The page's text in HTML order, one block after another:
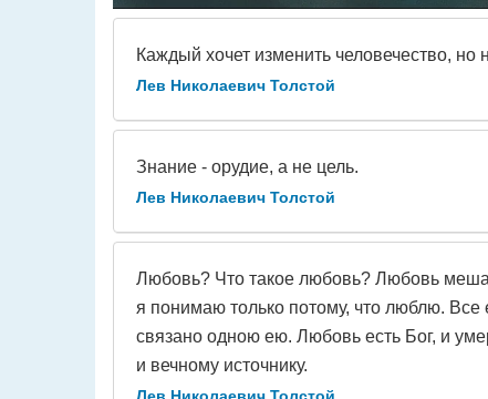
Каждый хочет изменить человечество, но
Лев Николаевич Толстой
Знание - орудие, а не цель.
Лев Николаевич Толстой
Любовь? Что такое любовь? Любовь
я понимаю только потому, что люблю. Все
связано одною ею. Любовь есть Бог, и
и вечному источнику.